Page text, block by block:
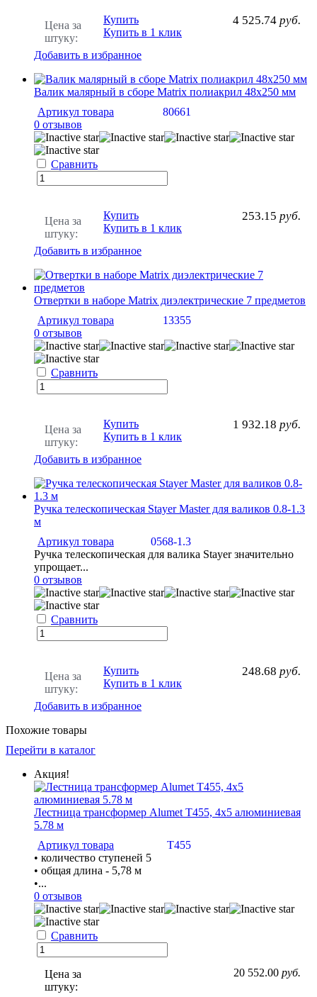
Цена за
штуку:
4 525.74 руб.
Купить
Купить в 1 клик
Добавить в избранное
Валик малярный в сборе Matrix полиакрил 48х250 мм
Артикул товара
80661
0 отзывов
Сравнить
Цена за
штуку:
253.15 руб.
Купить
Купить в 1 клик
Добавить в избранное
Отвертки в наборе Matrix диэлектрические 7 предметов
Артикул товара
13355
0 отзывов
Сравнить
Цена за
штуку:
1 932.18 руб.
Купить
Купить в 1 клик
Добавить в избранное
Ручка телескопическая Stayer Master для валиков 0.8-1.3
м
Артикул товара
0568-1.3
Ручка телескопическая для валика Stayer значительно
упрощает...
0 отзывов
Сравнить
Цена за
штуку:
248.68 руб.
Купить
Купить в 1 клик
Добавить в избранное
Похожие товары
Перейти в каталог
Акция!
Лестница трансформер Alumet Т455, 4х5 алюминиевая
5.78 м
Артикул товара
Т455
• количество ступеней 5
• общая длина - 5,78 м
•...
0 отзывов
Сравнить
Цена за
штуку:
20 552.00 руб.